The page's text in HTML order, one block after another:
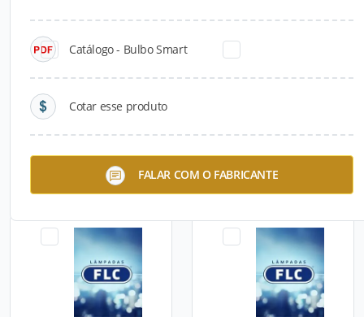
Catálogo - Bulbo Smart
Cotar esse produto
FALAR COM O FABRICANTE